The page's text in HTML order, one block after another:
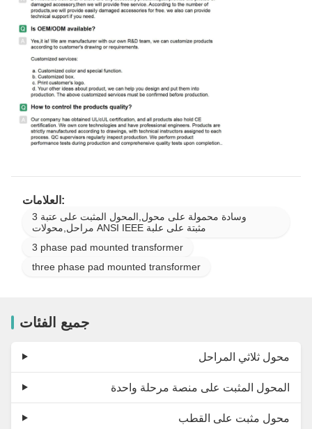
العلامات:
وسادة محمولة على محول,المحول المثبت على عتبة 3
مراحل,محولات ANSI IEEE مثبتة على علبة
3 phase pad mounted transformer
three phase pad mounted transformer
جميع الفئات
محول ثلاثي المراحل
المحول المثبت على منصة مرحلة واحدة
محول مثبت على القطب